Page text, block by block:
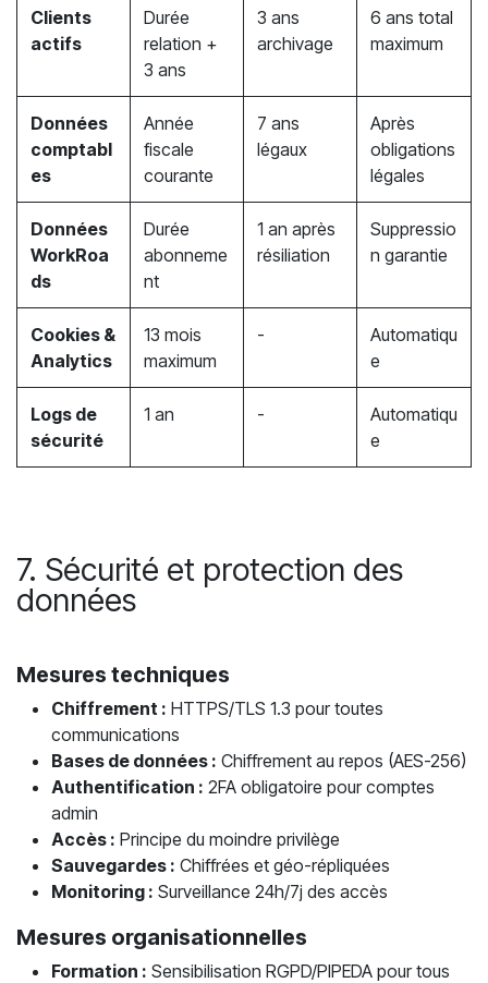
Clients
actifs
Durée
relation +
3 ans
3 ans
archivage
6 ans total
maximum
Données
comptabl
es
Année
fiscale
courante
7 ans
légaux
Après
obligations
légales
Données
WorkRoa
ds
Durée
abonneme
nt
1 an après
résiliation
Suppressio
n garantie
Cookies &
Analytics
13 mois
maximum
-
Automatiqu
e
Logs de
sécurité
1 an -
Automatiqu
e
7. Sécurité et protection des
données
Mesures techniques
Chiffrement : HTTPS/TLS 1.3 pour toutes
communications
Bases de données : Chiffrement au repos (AES-256)
Authentification : 2FA obligatoire pour comptes
admin
Accès : Principe du moindre privilège
Sauvegardes : Chiffrées et géo-répliquées
Monitoring : Surveillance 24h/7j des accès
Mesures organisationnelles
Formation : Sensibilisation RGPD/PIPEDA pour tous